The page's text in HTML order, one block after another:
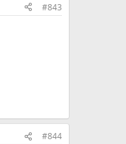
#843
#844